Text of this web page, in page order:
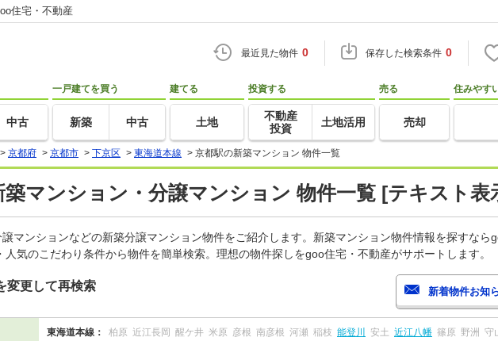
住宅・不動産
最近見た物件 0 保存した検索条件 0
中古
一戸建てを買う
新築 中古
建てる
土地
投資する
不動産
投資
土地活用
売る
売却
住みやす
> 京都府 > 京都市 > 下京区 > 東海道本線 > 京都駅の新築マンション 物件一覧
築マンション・分譲マンション 物件一覧 [テキスト表
マンションなどの新築分譲マンション物件をご紹介します。新築マンション物件情報を探すなら
気のこだわり条件から物件を簡単検索。理想の物件探しをgoo住宅・不動産がサポートします。
変更して再検索
東海道本線： 柏原 近江長岡 醒ケ井 米原 彦根 南彦根 河瀬 稲枝 能登川 安土 近江八幡 篠原 野洲 守